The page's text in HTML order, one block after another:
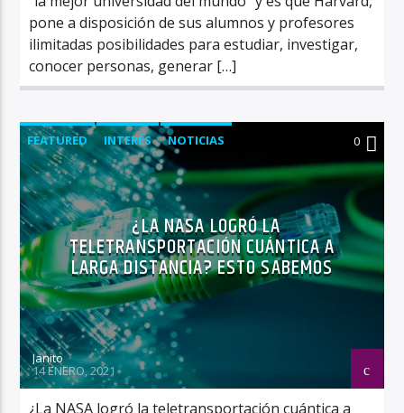
pone a disposición de sus alumnos y profesores
ilimitadas posibilidades para estudiar, investigar,
conocer personas, generar […]
FEATURED INTERÉS NOTICIAS 0
¿LA NASA LOGRÓ LA
TELETRANSPORTACIÓN CUÁNTICA A
LARGA DISTANCIA? ESTO SABEMOS
Janito
14 ENERO, 2021
¿La NASA logró la teletransportación cuántica a